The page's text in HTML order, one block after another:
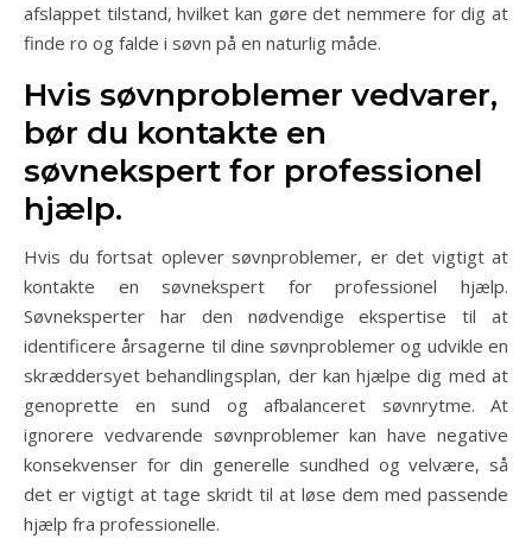
afslappet tilstand, hvilket kan gøre det nemmere for dig at
finde ro og falde i søvn på en naturlig måde.
Hvis søvnproblemer vedvarer,
bør du kontakte en
søvnekspert for professionel
hjælp.
Hvis du fortsat oplever søvnproblemer, er det vigtigt at
kontakte en søvnekspert for professionel hjælp.
Søvneksperter har den nødvendige ekspertise til at
identificere årsagerne til dine søvnproblemer og udvikle en
skræddersyet behandlingsplan, der kan hjælpe dig med at
genoprette en sund og afbalanceret søvnrytme. At
ignorere vedvarende søvnproblemer kan have negative
konsekvenser for din generelle sundhed og velvære, så
det er vigtigt at tage skridt til at løse dem med passende
hjælp fra professionelle.